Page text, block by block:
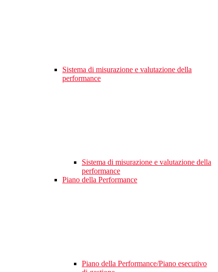
Sistema di misurazione e valutazione della
performance
Sistema di misurazione e valutazione della
performance
Piano della Performance
Piano della Performance/Piano esecutivo